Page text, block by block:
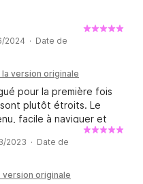
2024 · Date de
version originale
pour la première fois
sont plutôt étroits. Le
facile à naviguer et
été
2023 · Date de
originale